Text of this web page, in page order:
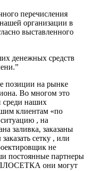
перечисления
организации в
выставленного
денежных средств
позиции на рынке
Во многом это
среди наших
клиентам «по
ситуацию , на
заливка, заказаны
сетку , или
не
постоянные партнеры
они могут